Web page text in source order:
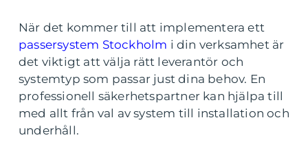
När det kommer till att implementera ett
passersystem Stockholm i din verksamhet är
det viktigt att välja rätt leverantör och
systemtyp som passar just dina behov. En
professionell säkerhetspartner kan hjälpa till
med allt från val av system till installation och
underhåll.